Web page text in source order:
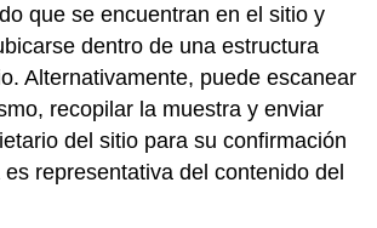
que se encuentran en el sitio y
dentro de una estructura
Alternativamente, puede escanear
recopilar la muestra y enviar
del sitio para su confirmación
representativa del contenido del